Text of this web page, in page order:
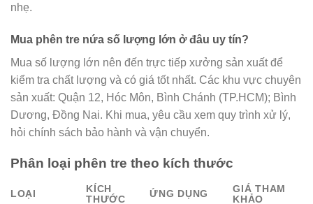
nhẹ.
Mua phên tre nứa số lượng lớn ở đâu uy tín?
Mua số lượng lớn nên đến trực tiếp xưởng sản xuất để
kiểm tra chất lượng và có giá tốt nhất. Các khu vực chuyên
sản xuất: Quận 12, Hóc Môn, Bình Chánh (TP.HCM); Bình
Dương, Đồng Nai. Khi mua, yêu cầu xem quy trình xử lý,
hỏi chính sách bảo hành và vận chuyển.
Phân loại phên tre theo kích thước
LOẠI
KÍCH
THƯỚC
ỨNG DỤNG
GIÁ THAM
KHẢO